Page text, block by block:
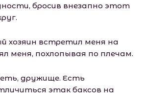
бросив внезапно этот
хозяин встретил меня на
меня, похлопывая по плечам.
дружище. Есть
этак баксов на